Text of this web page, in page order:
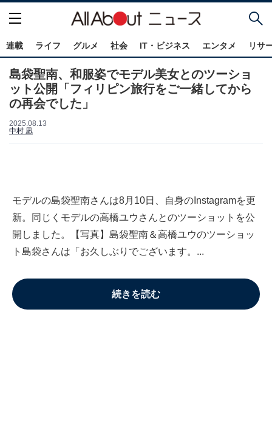
連載 ライフ グルメ 社会 IT・ビジネス エンタメ リサ
島袋聖南、和服姿でモデル美女とのツーショ
ット公開「フィリピン旅行をご一緒してから
の再会でした」
2025.08.13
中村 凪
モデルの島袋聖南さんは8月10日、自身のInstagramを更
新。同じくモデルの高橋ユウさんとのツーショットを公
開しました。【写真】島袋聖南＆高橋ユウのツーショッ
ト島袋さんは「お久しぶりでございます。...
続きを読む